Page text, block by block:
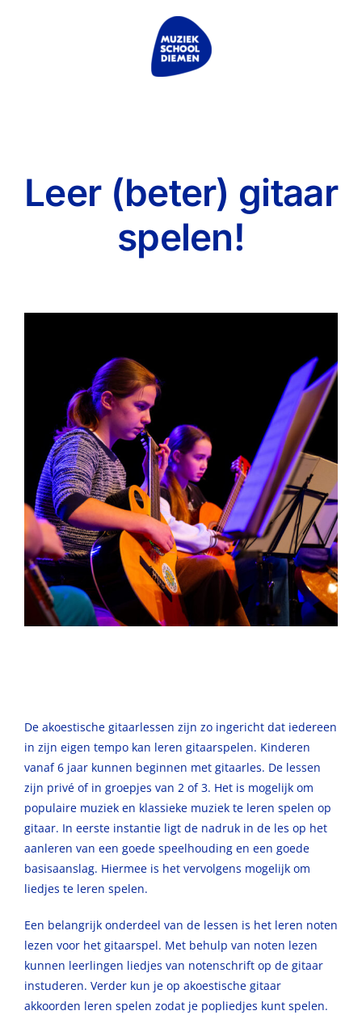
Leer (beter) gitaar
spelen!
De akoestische gitaarlessen zijn zo ingericht dat iedereen
in zijn eigen tempo kan leren gitaarspelen. Kinderen
vanaf 6 jaar kunnen beginnen met gitaarles. De lessen
zijn privé of in groepjes van 2 of 3. Het is mogelijk om
populaire muziek en klassieke muziek te leren spelen op
gitaar. In eerste instantie ligt de nadruk in de les op het
aanleren van een goede speelhouding en een goede
basisaanslag. Hiermee is het vervolgens mogelijk om
liedjes te leren spelen.
Een belangrijk onderdeel van de lessen is het leren noten
lezen voor het gitaarspel. Met behulp van noten lezen
kunnen leerlingen liedjes van notenschrift op de gitaar
instuderen. Verder kun je op akoestische gitaar
akkoorden leren spelen zodat je popliedjes kunt spelen.